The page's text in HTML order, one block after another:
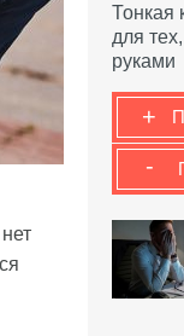
Тонкая
для
руками
+
-